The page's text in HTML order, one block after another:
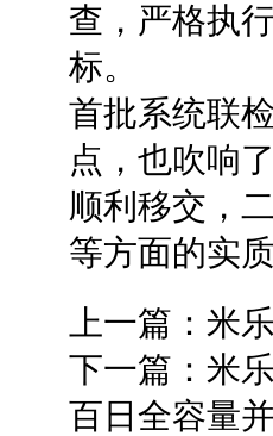
查，严格执
标。
首批系统联
点，也吹响
顺利移交，
等方面的实
上一篇： 米
下一篇： 米
百日全容量